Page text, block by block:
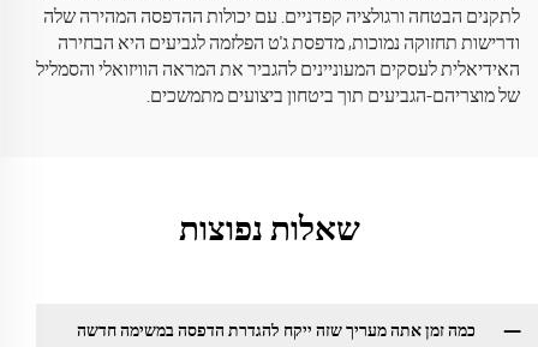
לתקנים הבטחה ורגולציה קפדניים. עם יכולות ההדפסה המהירה שלה
ודרישות תחזוקה נמוכות, מדפסת ג'ט הפלזמה לגביעים היא הבחירה
האידיאלית לעסקים המעוניינים להגביר את המראה הוויזואלי והסמליל
של מוצריהם-הגביעים תוך ביטחון ביצועים מתמשכים.
שאלות נפוצות
כמה זמן אתה מעריך שזה ייקח להגדרת הדפסה במשימה חדשה